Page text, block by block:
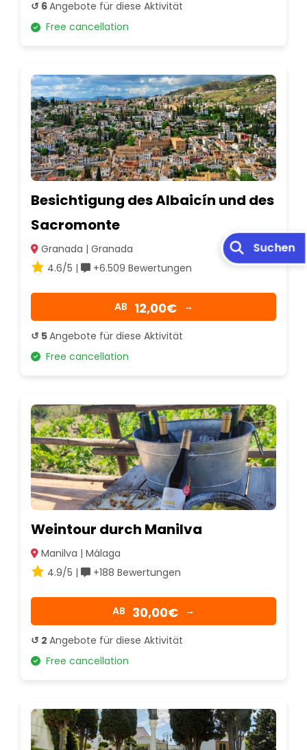
↺ 6Angebote für diese Aktivität
Free cancellation
Besichtigung des Albaicín und des
Sacromonte
Granada | Granada
4.6/5 |
+6.509 Bewertungen
AB 12,00€ →
↺ 5Angebote für diese Aktivität
Free cancellation
Weintour durch Manilva
Manilva | Málaga
4.9/5 |
+188 Bewertungen
AB 30,00€ →
↺ 2 Angebote für diese Aktivität
Free cancellation